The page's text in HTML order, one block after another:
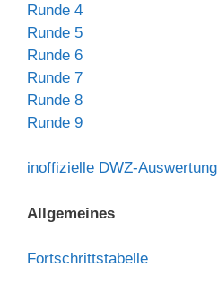
Runde 4
Runde 5
Runde 6
Runde 7
Runde 8
Runde 9
inoffizielle DWZ-Auswertung
Allgemeines
Fortschrittstabelle